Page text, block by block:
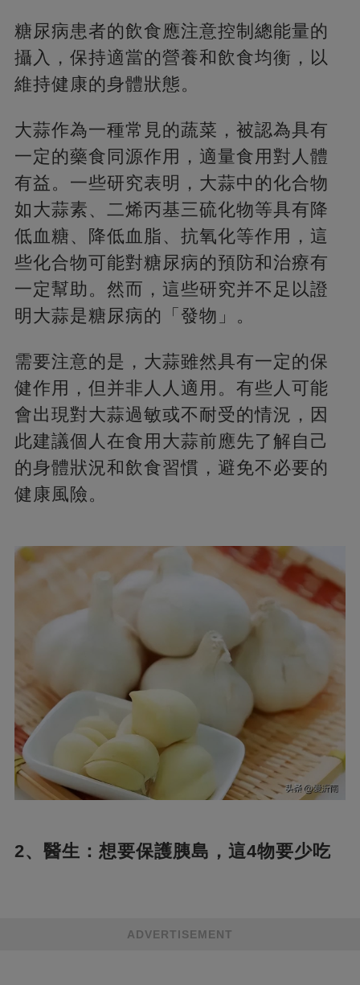
糖尿病患者的飲食應注意控制總能量的
攝入，保持適當的營養和飲食均衡，以
維持健康的身體狀態。
大蒜作為一種常見的蔬菜，被認為具有
一定的藥食同源作用，適量食用對人體
有益。一些研究表明，大蒜中的化合物
如大蒜素、二烯丙基三硫化物等具有降
低血糖、降低血脂、抗氧化等作用，這
些化合物可能對糖尿病的預防和治療有
一定幫助。然而，這些研究并不足以證
明大蒜是糖尿病的「發物」。
需要注意的是，大蒜雖然具有一定的保
健作用，但并非人人適用。有些人可能
會出現對大蒜過敏或不耐受的情況，因
此建議個人在食用大蒜前應先了解自己
的身體狀況和飲食習慣，避免不必要的
健康風險。
2、醫生：想要保護胰島，這4物要少吃
ADVERTISEMENT